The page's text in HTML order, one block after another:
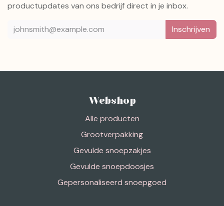
productupdates van ons bedrijf direct in je inbox.
Inschrijven
Webshop
Alle producten
Grootverpakking
Gevulde snoepzakjes
Gevulde snoepdoosjes
Gepersonaliseerd snoepgoed